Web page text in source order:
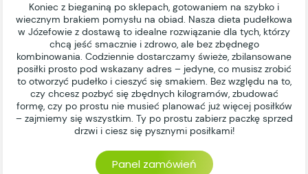
Koniec z bieganiną po sklepach, gotowaniem na szybko i
wiecznym brakiem pomysłu na obiad. Nasza dieta pudełkowa
w Józefowie z dostawą to idealne rozwiązanie dla tych, którzy
chcą jeść smacznie i zdrowo, ale bez zbędnego
kombinowania. Codziennie dostarczamy świeże, zbilansowane
posiłki prosto pod wskazany adres – jedyne, co musisz zrobić
to otworzyć pudełko i cieszyć się smakiem. Bez względu na to,
czy chcesz pozbyć się zbędnych kilogramów, zbudować
formę, czy po prostu nie musieć planować już więcej posiłków
– zajmiemy się wszystkim. Ty po prostu zabierz paczkę sprzed
drzwi i ciesz się pysznymi posiłkami!
Panel zamówień